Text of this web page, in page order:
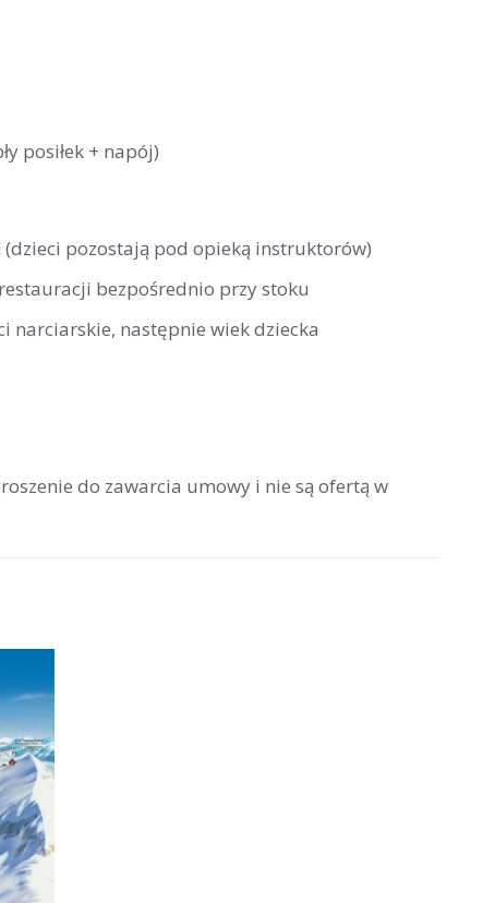
posiłek + napój)
pozostają pod opieką instruktorów)
bezpośrednio przy stoku
narciarskie, następnie wiek dziecka
do zawarcia umowy i nie są ofertą w